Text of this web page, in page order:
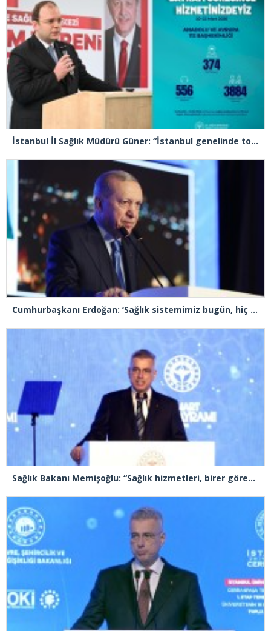
İstanbul İl Sağlık Müdürü Güner: “İstanbul genelinde toplam 48 bin 816 sağlık personelimiz bayram süresince görev başındadır”
Cumhurbaşkanı Erdoğan: ‘Sağlık sistemimiz bugün, hiç olmadığı kadar güçlüdür, dayanıklıdır’
Sağlık Bakanı Memişoğlu: “Sağlık hizmetleri, birer görev olmakla birlikte, birer sorumluluk ve emanet bilinci de taşımaktadır”